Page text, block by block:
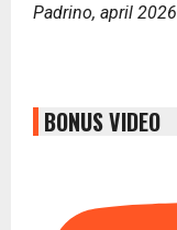
Padrino, april 2026
BONUS VIDEO